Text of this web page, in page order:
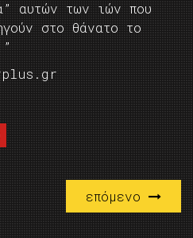
αυτών των ιών που
στο θάνατο το
επόμενο